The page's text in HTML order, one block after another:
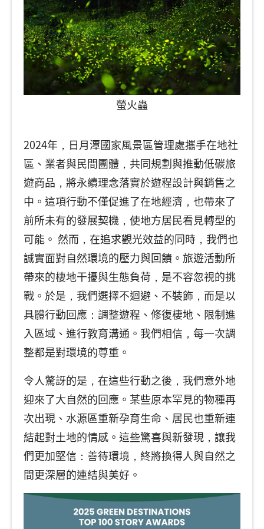
螢火蟲
2024年，日月潭國家風景區管理處攜手在地社
區、業者與民間團體，共同規劃與推動低碳旅
遊商品，將永續理念落實於遊程設計與銷售之
中。這項行動不僅促進了在地經濟，也帶來了
前所未有的發展契機，使地方居民看見轉型的
可能。 然而，在追求觀光效益的同時，我們也
誠實面對自然環境的壓力與回饋。旅遊活動所
帶來的棲地干擾與生態負荷，是不容忽視的挑
戰。於是，我們選擇不迴避、不裝飾，而是以
具體行動回應：調整遊程、修復棲地、限制進
入區域、進行教育溝通。我們相信，每一次調
整都是對環境的尊重。
令人驚訝的是，在這些行動之後，我們意外地
迎來了大自然的回應。某些原本罕見的物種再
次出現、水源區重新孕育生命、居民也重新連
結起對土地的情感。這些驚喜與新發現，讓我
們更加堅信：善待環境，終將換得人與自然之
間更深層的連結與美好。